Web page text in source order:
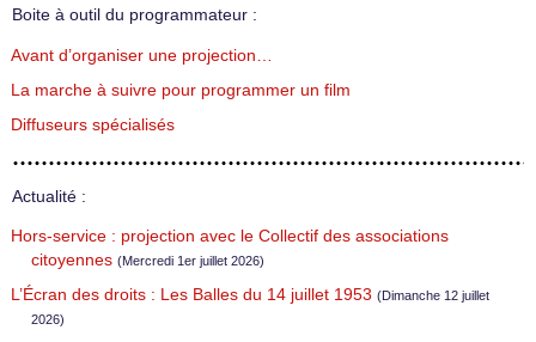
Boite à outil du programmateur :
Avant d’organiser une projection…
La marche à suivre pour programmer un film
Diffuseurs spécialisés
Actualité :
Hors-service : projection avec le Collectif des associations
citoyennes (Mercredi 1er juillet 2026)
L’Écran des droits : Les Balles du 14 juillet 1953 (Dimanche 12 juillet
2026)